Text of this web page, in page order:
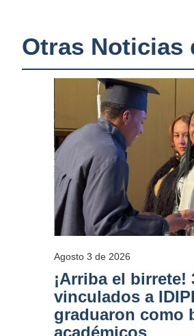
Otras Noticias
Agosto 3 de 2026
¡Arriba el birrete!
vinculados a
graduaron como